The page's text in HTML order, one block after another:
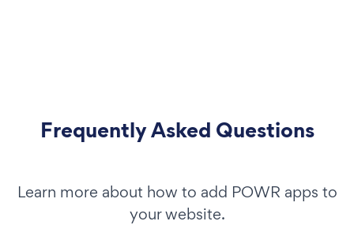
Frequently Asked Questions
Learn more about how to add POWR apps to
your website.